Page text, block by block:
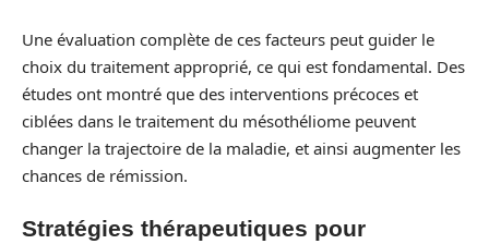
Une évaluation complète de ces facteurs peut guider le
choix du traitement approprié, ce qui est fondamental. Des
études ont montré que des interventions précoces et
ciblées dans le traitement du mésothéliome peuvent
changer la trajectoire de la maladie, et ainsi augmenter les
chances de rémission.
Stratégies thérapeutiques pour